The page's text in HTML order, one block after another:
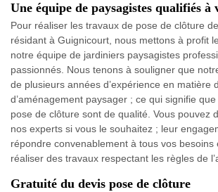
Une équipe de paysagistes qualifiés
Pour réaliser les travaux de pose de clôture
résidant à Guignicourt, nous mettons à profit
notre équipe de jardiniers paysagistes
passionnés. Nous tenons à souligner que
de plusieurs années d’expérience en matière
d’aménagement paysager ; ce qui signifie
pose de clôture sont de qualité. Vous pouvez
nos experts si vous le souhaitez ; leur
répondre convenablement à tous vos besoins
réaliser des travaux respectant les règles de
Gratuité du devis pose de clôture